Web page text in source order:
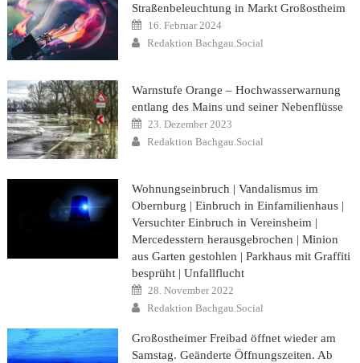
Straßenbeleuchtung in Markt Großostheim
Posted
on
16. Februar 2024
Author
Redaktion Bachgau.Social
Warnstufe Orange – Hochwasserwarnung
entlang des Mains und seiner Nebenflüsse
Posted
on
23. Dezember 2023
Author
Redaktion Bachgau.Social
Wohnungseinbruch | Vandalismus im
Obernburg | Einbruch in Einfamilienhaus |
Versuchter Einbruch in Vereinsheim |
Mercedesstern herausgebrochen | Minion
aus Garten gestohlen | Parkhaus mit Graffiti
besprüht | Unfallflucht
Posted
on
28. November 2022
Author
Redaktion Bachgau.Social
Großostheimer Freibad öffnet wieder am
Samstag. Geänderte Öffnungszeiten. Ab